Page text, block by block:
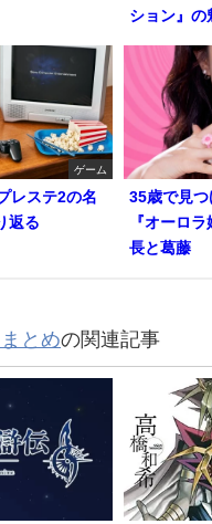
ション』の
ゲーム
レステ2の名
返る
35歳で見つ
『オーロ
長と葛藤
とめの関連記事